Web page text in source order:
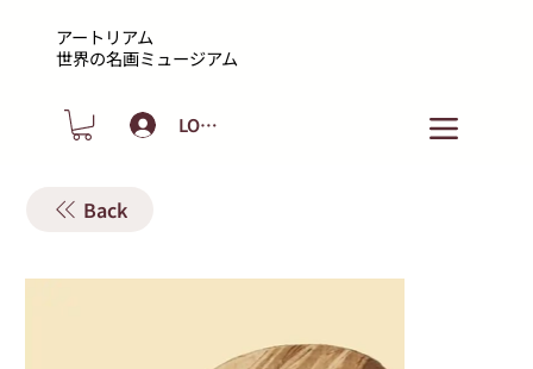
アートリアム
​世界の名画ミュージアム
LOGIN
Back